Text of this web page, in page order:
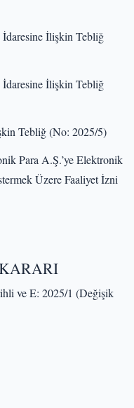
İdaresine İlişkin Tebliğ
İdaresine İlişkin Tebliğ
Tebliğ (No: 2025/5)
Para A.Ş.’ye Elektronik
Üzere Faaliyet İzni
ve E: 2025/1 (Değişik